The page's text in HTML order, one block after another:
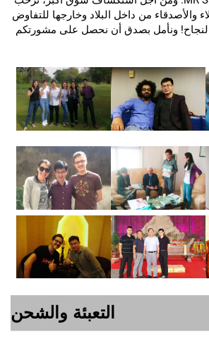
والأصدقاء من داخل البلاد وخارجها للتفاوض
ونأمل بصدق أن نحصل على مشورتكم
التعبئة والشحن